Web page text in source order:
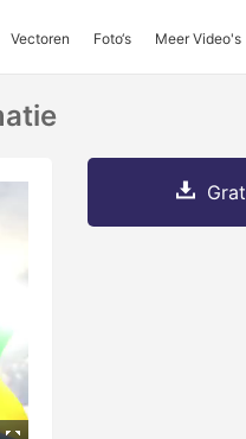
Vectoren Foto‘s Meer Video's